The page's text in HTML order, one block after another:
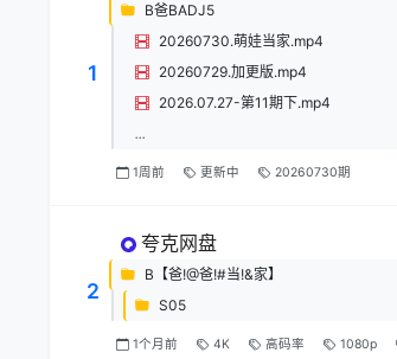
1
B爸BADJ5
20260730.萌娃当家.mp4
20260729.加更版.mp4
2026.07.27-第11期下.mp4
...
1周前 更新中 20260730期
2
夸克网盘
B【爸!@爸!#当!&家】
S05
1个月前 4K 高码率 1080p